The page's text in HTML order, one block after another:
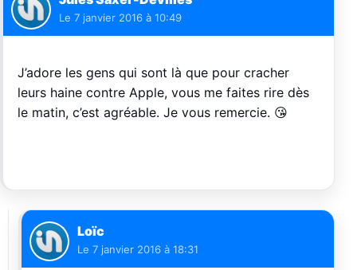
Le 7 janvier 2016 à 10:49
J’adore les gens qui sont là que pour cracher
leurs haine contre Apple, vous me faites rire dès
le matin, c’est agréable. Je vous remercie. 😘
Loïc
Le 7 janvier 2016 à 18:31